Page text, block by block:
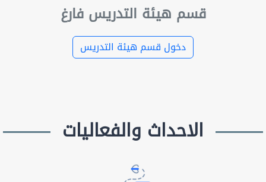
قسم هيئة التدريس فارغ
دخول قسم هيئة التدريس
الاحداث والفعاليات